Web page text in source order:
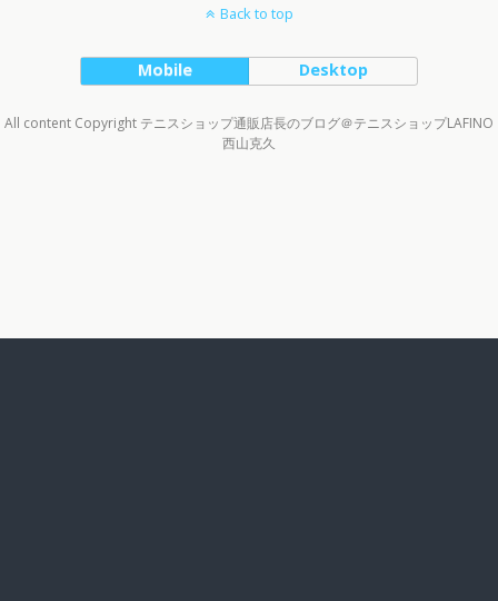
Back to top
Mobile Desktop
All content Copyright テニスショップ通販店長のブログ＠テニスショップLAFINO
西山克久